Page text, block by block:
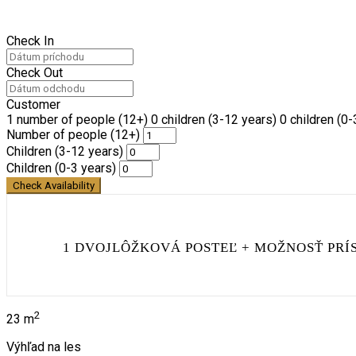
Check In
Check Out
Customer
1 number of people (12+) 0 children (3-12 years) 0 children
Number of people (12+)
Children (3-12 years)
Children (0-3 years)
Check Availability
1 DVOJLÔŽKOVÁ POSTEĽ + MOŽNOSŤ
23 m2
Výhľad na les